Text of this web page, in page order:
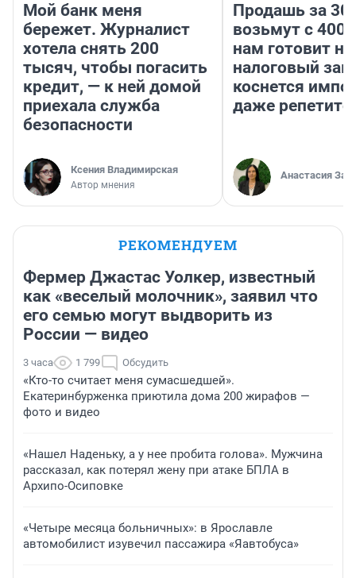
Мой банк меня
бережет. Журналист
хотела снять 200
тысяч, чтобы погасить
кредит, — к ней домой
приехала служба
безопасности
Ксения Владимирская
Автор мнения
Продашь за
возьмут с
нам готовит
налоговый
коснется
даже
Анастасия
РЕКОМЕНДУЕМ
Фермер Джастас Уолкер, известный
как «веселый молочник», заявил что
его семью могут выдворить из
России — видео
3 часа 1 799 Обсудить
«Кто-то считает меня сумасшедшей».
Екатеринбурженка приютила дома 200 жирафов —
фото и видео
«Нашел Наденьку, а у нее пробита голова». Мужчина
рассказал, как потерял жену при атаке БПЛА в
Архипо-Осиповке
«Четыре месяца больничных»: в Ярославле
автомобилист изувечил пассажира «Яавтобуса»